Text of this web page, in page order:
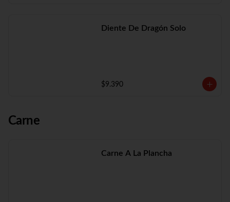
Diente De Dragón Solo
$9.390
Carne
Carne A La Plancha